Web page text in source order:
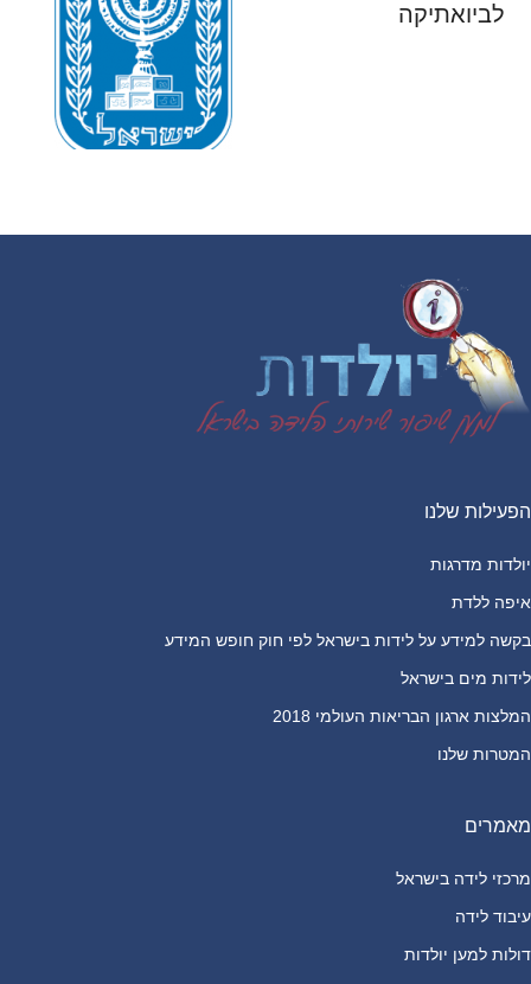
לביואתיקה
הפעילות שלנו
יולדות מדרגות
איפה ללדת
בקשה למידע על לידות בישראל לפי חוק חופש המידע
לידות מים בישראל
המלצות ארגון הבריאות העולמי 2018
המטרות שלנו
מאמרים
מרכזי לידה בישראל
עיבוד לידה
דולות למען יולדות